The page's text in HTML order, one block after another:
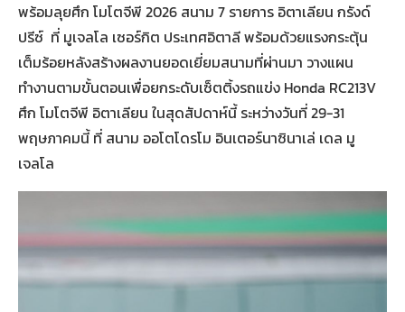
พร้อมลุยศึก โมโตจีพี 2026 สนาม 7 รายการ อิตาเลียน กรังด์
ปรีซ์ ที่ มูเจลโล เซอร์กิต ประเทศอิตาลี พร้อมด้วยแรงกระตุ้น
เต็มร้อยหลังสร้างผลงานยอดเยี่ยมสนามที่ผ่านมา วางแผน
ทำงานตามขั้นตอนเพื่อยกระดับเซ็ตติ้งรถแข่ง Honda RC213V
ศึก โมโตจีพี อิตาเลียน ในสุดสัปดาห์นี้ ระหว่างวันที่ 29-31
พฤษภาคมนี้ ที่ สนาม ออโตโดรโม อินเตอร์นาซินาเล่ เดล มู
เจลโล